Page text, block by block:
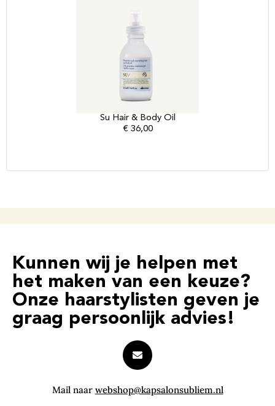
Su Hair & Body Oil
€ 36,00
Kunnen wij je helpen met
het maken van een keuze?
Onze haarstylisten geven je
graag persoonlijk advies!
Mail naar webshop@kapsalonsubliem.nl